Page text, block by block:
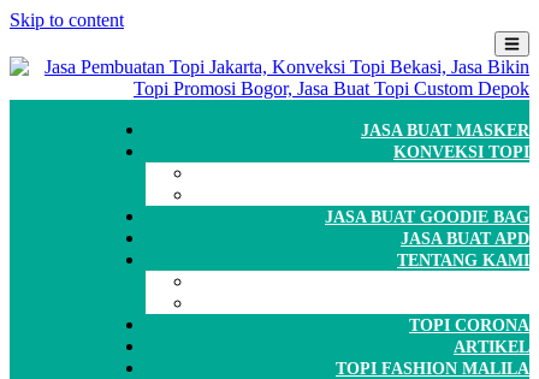
Skip to content
JASA BUAT MASKER
KONVEKSI TOPI
JASA BUAT GOODIE BAG
JASA BUAT APD
TENTANG KAMI
TOPI CORONA
ARTIKEL
TOPI FASHION MALILA